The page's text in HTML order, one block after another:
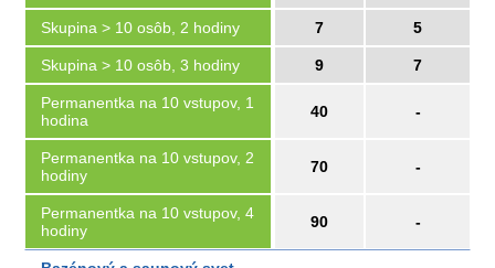
Skupina > 10 osôb, 2 hodiny 7 5
Skupina > 10 osôb, 3 hodiny 9 7
Permanentka na 10 vstupov, 1
hodina
40 -
Permanentka na 10 vstupov, 2
hodiny
70 -
Permanentka na 10 vstupov, 4
hodiny
90 -